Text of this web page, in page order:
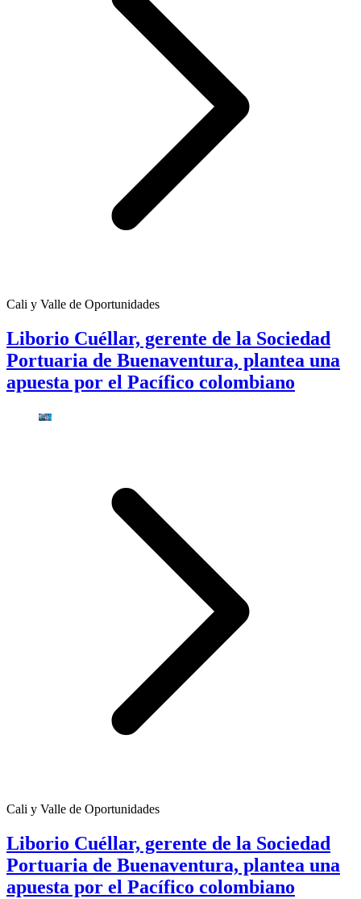
Cali y Valle de Oportunidades
Liborio Cuéllar, gerente de la Sociedad
Portuaria de Buenaventura, plantea una
apuesta por el Pacífico colombiano
Cali y Valle de Oportunidades
Liborio Cuéllar, gerente de la Sociedad
Portuaria de Buenaventura, plantea una
apuesta por el Pacífico colombiano